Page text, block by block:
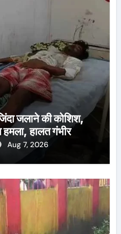
जलाने की कोशिश,
हालत गंभीर
Aug 7, 2026